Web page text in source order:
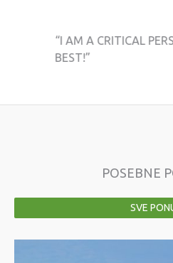
“I AM A CRITICAL
BEST!”
POSEBNE
SVE